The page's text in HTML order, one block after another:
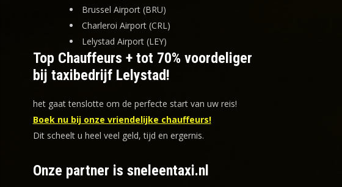
Brussel Airport (BRU)
Charleroi Airport (CRL)
Lelystad Airport (LEY)
Top Chauffeurs + tot 70%voordeliger
bij taxibedrijf Lelystad!
het gaat tenslotte om de perfecte start van uw reis!
Boek nu bij onze vriendelijke chauffeurs!
Dit scheelt u heel veel geld, tijd en ergernis.
Onze partner is sneleentaxi.nl